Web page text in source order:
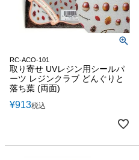
RC-ACO-101
取り寄せ UVレジン用シールパ
ーツ レジンクラブ どんぐりと
落ち葉 (両面)
¥913税込